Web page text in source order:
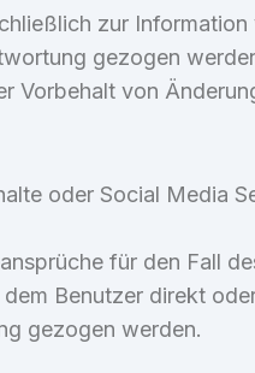
zur
gezogen
Vorbehalt von
oder Social Media
für den Fall
Benutzer direkt
gezogen werden.